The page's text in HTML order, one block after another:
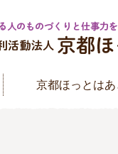
京都ほっとは